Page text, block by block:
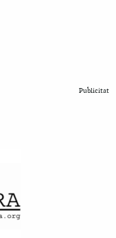
Publicitat